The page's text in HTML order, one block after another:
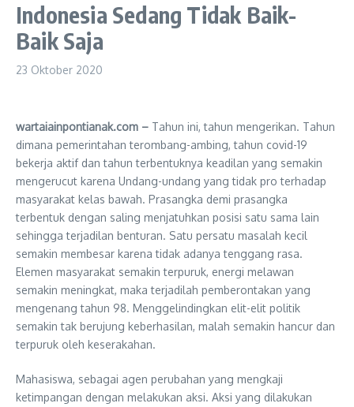
Indonesia Sedang Tidak Baik-
Baik Saja
23 Oktober 2020
wartaiainpontianak.com – Tahun ini, tahun mengerikan. Tahun
dimana pemerintahan terombang-ambing, tahun covid-19
bekerja aktif dan tahun terbentuknya keadilan yang semakin
mengerucut karena Undang-undang yang tidak pro terhadap
masyarakat kelas bawah. Prasangka demi prasangka
terbentuk dengan saling menjatuhkan posisi satu sama lain
sehingga terjadilan benturan. Satu persatu masalah kecil
semakin membesar karena tidak adanya tenggang rasa.
Elemen masyarakat semakin terpuruk, energi melawan
semakin meningkat, maka terjadilah pemberontakan yang
mengenang tahun 98. Menggelindingkan elit-elit politik
semakin tak berujung keberhasilan, malah semakin hancur dan
terpuruk oleh keserakahan.
Mahasiswa, sebagai agen perubahan yang mengkaji
ketimpangan dengan melakukan aksi. Aksi yang dilakukan